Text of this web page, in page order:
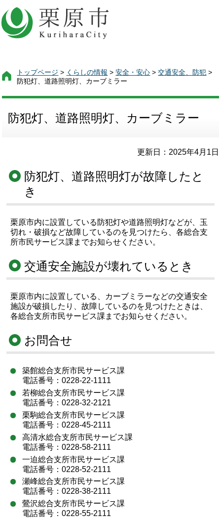
トップページ > くらしの情報 >安全・安心 >交通安全、防犯 >
防犯灯、道路照明灯、カーブミラー
防犯灯、道路照明灯、カーブミラー
更新日：2025年4月1日
防犯灯、道路照明灯が故障したと
き
栗原市内に設置している防犯灯や道路照明灯などが、玉
切れ・破損など故障しているのを見つけたら、各総合支
所市民サービス課までお知らせください。
交通安全施設が壊れているとき
栗原市内に設置している、カーブミラーなどの交通安全
施設が破損したり、故障しているのを見つけたときは、
各総合支所市民サービス課までお知らせください。
お問合せ
築館総合支所市民サービス課
電話番号：0228-22-1111
若柳総合支所市民サービス課
電話番号：0228-32-2121
栗駒総合支所市民サービス課
電話番号：0228-45-2111
高清水総合支所市民サービス課
電話番号：0228-58-2111
一迫総合支所市民サービス課
電話番号：0228-52-2111
瀬峰総合支所市民サービス課
電話番号：0228-38-2111
鶯沢総合支所市民サービス課
電話番号：0228-55-2111